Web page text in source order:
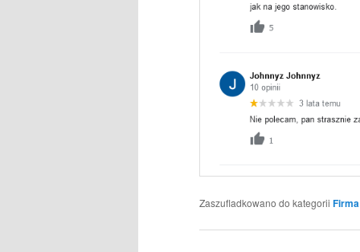
Zaszufladkowano do kategorii